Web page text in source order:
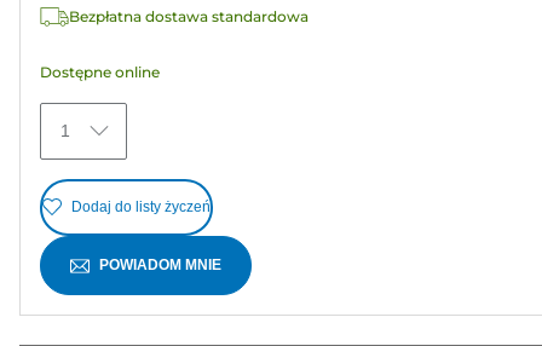
Bezpłatna dostawa standardowa
Dostępne online
1
Dodaj do listy życzeń
POWIADOM MNIE